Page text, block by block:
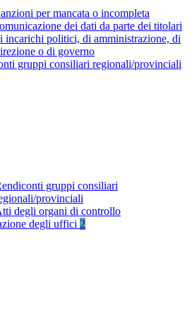
per mancata o incompleta
dei dati da parte dei titolari
incarichi politici, di amministrazione, di
o di governo
gruppi consiliari regionali/provinciali
gruppi consiliari
provinciali
degli organi di controllo
degli uffici 2